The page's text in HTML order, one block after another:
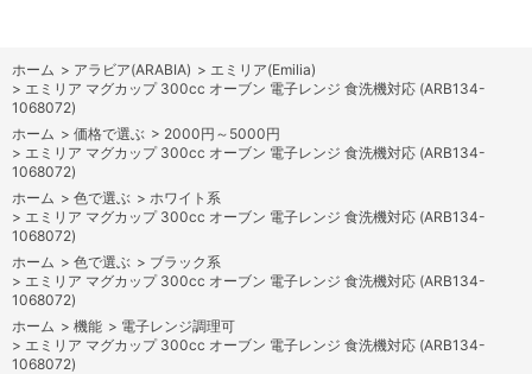
ホーム > アラビア(ARABIA) > エミリア(Emilia)
> エミリア マグカップ 300cc オーブン 電子レンジ 食洗機対応 (ARB134-
1068072)
ホーム > 価格で選ぶ > 2000円～5000円
> エミリア マグカップ 300cc オーブン 電子レンジ 食洗機対応 (ARB134-
1068072)
ホーム > 色で選ぶ > ホワイト系
> エミリア マグカップ 300cc オーブン 電子レンジ 食洗機対応 (ARB134-
1068072)
ホーム > 色で選ぶ > ブラック系
> エミリア マグカップ 300cc オーブン 電子レンジ 食洗機対応 (ARB134-
1068072)
ホーム > 機能 > 電子レンジ調理可
> エミリア マグカップ 300cc オーブン 電子レンジ 食洗機対応 (ARB134-
1068072)